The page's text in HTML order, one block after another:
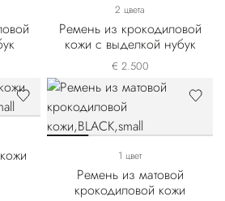
2 цвета
Ремень из крокодиловой
кожи с выделкой нубук
€ 2.500
1 цвет
Ремень из матовой
крокодиловой кожи